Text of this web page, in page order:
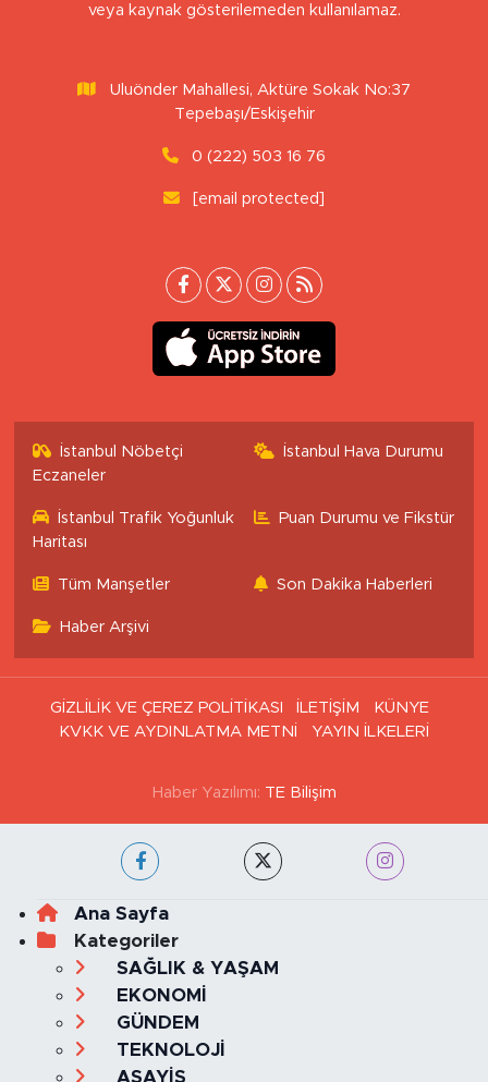
veya kaynak gösterilemeden kullanılamaz.
Uluönder Mahallesi, Aktüre Sokak No:37
Tepebaşı/Eskişehir
0 (222) 503 16 76
[email protected]
İstanbul Nöbetçi
Eczaneler
İstanbul Hava Durumu
İstanbul Trafik Yoğunluk
Haritası
Puan Durumu ve Fikstür
Tüm Manşetler Son Dakika Haberleri
Haber Arşivi
GİZLİLİK VE ÇEREZ POLİTİKASI İLETİŞİM
KÜNYE
KVKK VE AYDINLATMA METNİ
YAYIN İLKELERİ
Haber Yazılımı: TE Bilişim
Ana Sayfa
Kategoriler
SAĞLIK & YAŞAM
EKONOMİ
GÜNDEM
TEKNOLOJİ
ASAYİŞ